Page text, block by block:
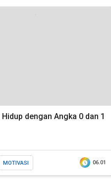
dengan Angka 0 dan 1
MOTIVASI 06.01